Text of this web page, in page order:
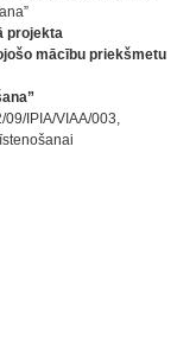
projekta
mācību priekšmetu
IPIA/VIAA/003,